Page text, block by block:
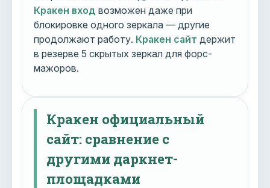
Кракен вход возможен даже при
блокировке одного зеркала — другие
продолжают работу. Кракен сайт держит
в резерве 5 скрытых зеркал для форс-
мажоров.
Кракен официальный
сайт: сравнение с
другими даркнет-
площадками